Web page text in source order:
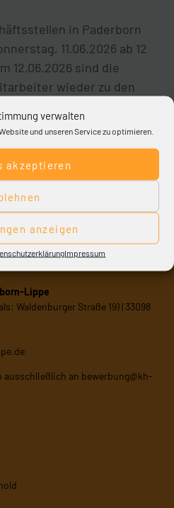
verwalten
und unseren Service zu optimieren.
akzeptieren
anzeigen
Impressum
in Paderborn
11.06.2026 ab 12
12.06.2026 sind die
wieder zu den
Lippe
Waldenburger Straße 19) | 33098
ausschließlich an bewerbung@kh-